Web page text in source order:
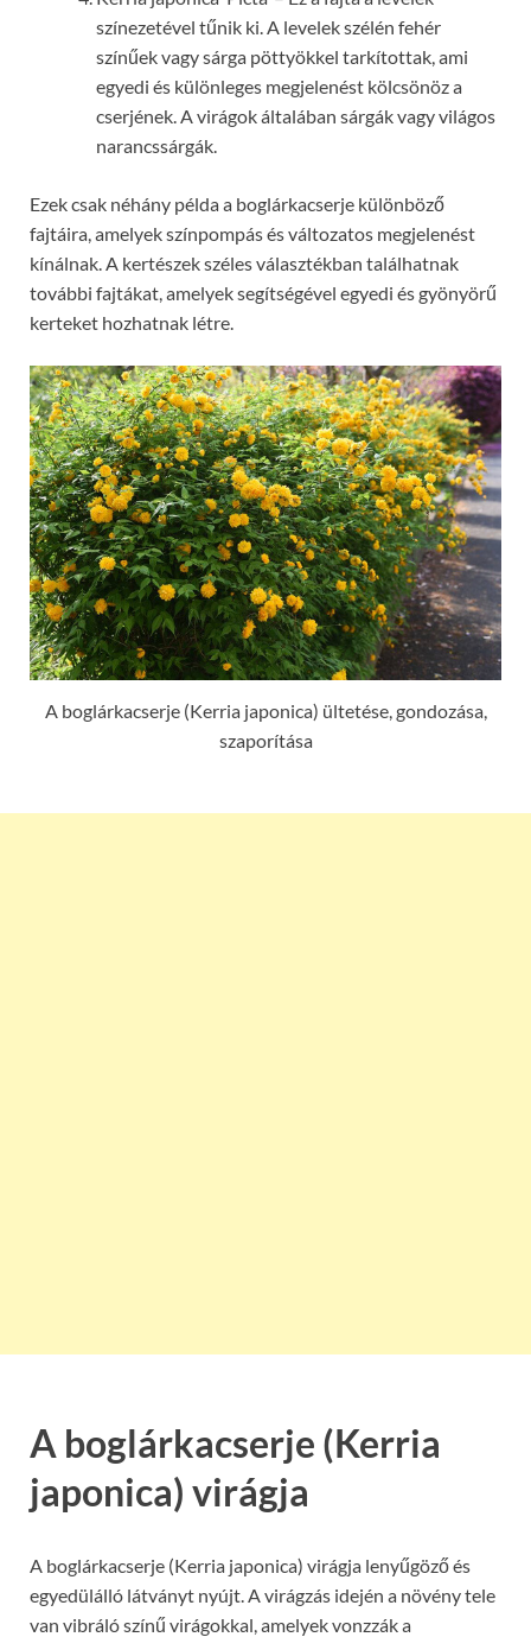
színezetével tűnik ki. A levelek szélén fehér
színűek vagy sárga pöttyökkel tarkítottak, ami
egyedi és különleges megjelenést kölcsönöz a
cserjének. A virágok általában sárgák vagy világos
narancssárgák.
Ezek csak néhány példa a boglárkacserje különböző
fajtáira, amelyek színpompás és változatos megjelenést
kínálnak. A kertészek széles választékban találhatnak
további fajtákat, amelyek segítségével egyedi és gyönyörű
kerteket hozhatnak létre.
A boglárkacserje (Kerria japonica) ültetése, gondozása,
szaporítása
A boglárkacserje (Kerria
japonica) virágja
A boglárkacserje (Kerria japonica) virágja lenyűgöző és
egyedülálló látványt nyújt. A virágzás idején a növény tele
van vibráló színű virágokkal, amelyek vonzzák a